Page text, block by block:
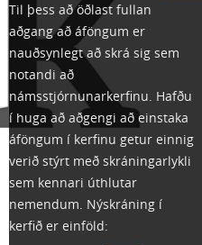
Til þess að öðlast fullan
aðgang að áföngum er
nauðsynlegt að skrá sig sem
notandi að
námsstjórnunarkerfinu. Hafðu
í huga að aðgengi að einstaka
áföngum í kerfinu getur einnig
verið stýrt með skráningarlykli
sem kennari úthlutar
nemendum. Nýskráning í
kerfið er einföld: